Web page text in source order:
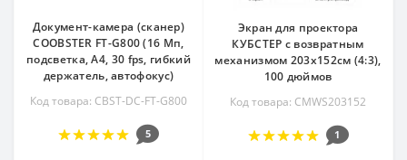
Документ-камера (сканер)
COOBSTER FT-G800 (16 Мп,
подсветка, А4, 30 fps, гибкий
держатель, автофокус)
Код товара: CBST-DC-FT-G800
5
Экран для проектора
КУБСТЕР с возвратным
механизмом 203х152см (4:3),
100 дюймов
Код товара: CMWS203152
1